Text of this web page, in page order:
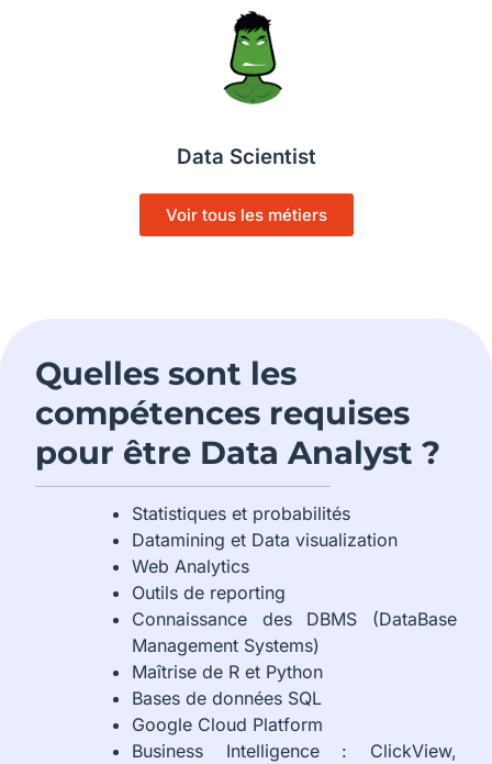
Data Scientist
Voir tous les métiers
Quelles sont les
compétences requises
pour être Data Analyst ?
Statistiques et probabilités
Datamining et Data visualization
Web Analytics
Outils de reporting
Connaissance des DBMS (DataBase
Management Systems)
Maîtrise de R et Python
Bases de données SQL
Google Cloud Platform
Business Intelligence : ClickView,